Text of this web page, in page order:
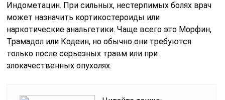
Индометацин. При сильных, нестерпимых болях врач
может назначить кортикостероиды или
наркотические анальгетики. Чаще всего это Морфин,
Трамадол или Кодеин, но обычно они требуются
только после серьезных травм или при
злокачественных опухолях.